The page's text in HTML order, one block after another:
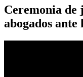
Ceremonia de
abogados